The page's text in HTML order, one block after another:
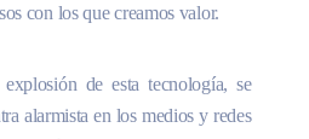
con los que creamos valor.
de esta tecnología, se
alarmista en los medios y redes